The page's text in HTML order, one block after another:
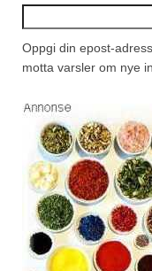
Oppgi din epost-
motta varsler om nye